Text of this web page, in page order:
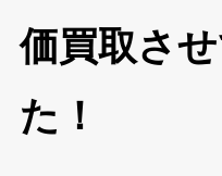
価買取さ
た！